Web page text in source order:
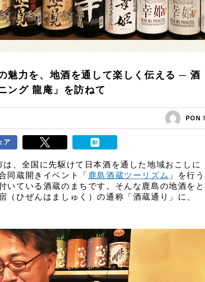
魅力を、地酒を通して楽しく伝える ─ 酒
ング 龍庵」を訪ねて
PON！
ア
、全国に先駆けて日本酒を通した地域おこしに
同蔵開きイベント「 鹿島酒蔵ツーリズム 」を行う
いている酒蔵のまちです。そんな鹿島の地酒をと
（ひぜんはましゅく）の通称「酒蔵通り」に、